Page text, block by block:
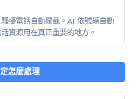
擾電話自動攔截。AI 依號碼自動
資源用在真正重要的地方。
怎麼處理